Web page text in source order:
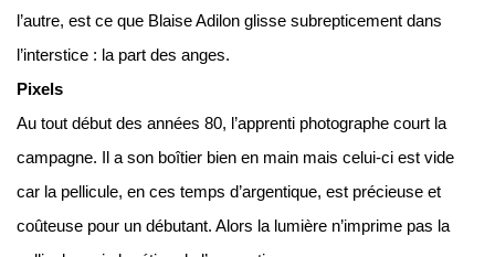
l’autre, est ce que Blaise Adilon glisse subrepticement dans
l’interstice : la part des anges.
Pixels
Au tout début des années 80, l’apprenti photographe court la
campagne. Il a son boîtier bien en main mais celui-ci est vide
car la pellicule, en ces temps d’argentique, est précieuse et
coûteuse pour un débutant. Alors la lumière n’imprime pas la